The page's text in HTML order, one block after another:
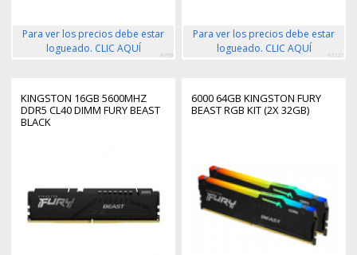
Para ver los precios debe estar
logueado. CLIC AQUÍ
8799
Para ver los precios debe estar
logueado. CLIC AQUÍ
97121
KINGSTON 16GB 5600MHZ
DDR5 CL40 DIMM FURY BEAST
BLACK
6000 64GB KINGSTON FURY
BEAST RGB KIT (2X 32GB)